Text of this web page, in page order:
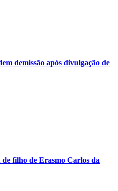
demissão após divulgação de
filho de Erasmo Carlos da